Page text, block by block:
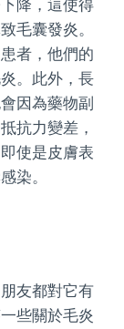
降，這使得
毛囊發炎。
者，他們的
。此外，長
因為藥物副
抗力變差，
使是皮膚表
染。
友都對它有
些關於毛炎